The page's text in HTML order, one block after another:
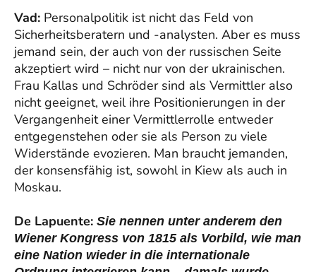
Vad: Personalpolitik ist nicht das Feld von
Sicherheitsberatern und -analysten. Aber es muss
jemand sein, der auch von der russischen Seite
akzeptiert wird – nicht nur von der ukrainischen.
Frau Kallas und Schröder sind als Vermittler also
nicht geeignet, weil ihre Positionierungen in der
Vergangenheit einer Vermittlerrolle entweder
entgegenstehen oder sie als Person zu viele
Widerstände evozieren. Man braucht jemanden,
der konsensfähig ist, sowohl in Kiew als auch in
Moskau.
De Lapuente: Sie nennen unter anderem den
Wiener Kongress von 1815 als Vorbild, wie man
eine Nation wieder in die internationale